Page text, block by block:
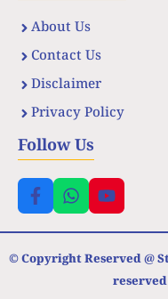
About Us
Contact Us
Disclaimer
Privacy Policy
Follow Us
© Copyright Reserved @